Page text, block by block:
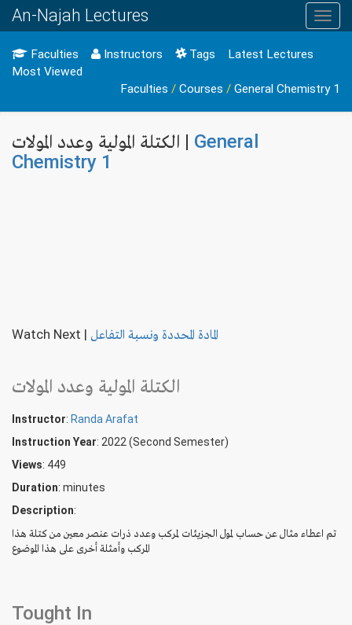
An-Najah Lectures
Faculties Instructors Tags
Latest Lectures
Most Viewed
Faculties / Courses / General Chemistry 1
الكتلة المولية وعدد المولات | General
Chemistry 1
Watch Next | المادة المحددة ونسبة التفاعل
الكتلة المولية وعدد المولات
Instructor: Randa Arafat
Instruction Year: 2022 (Second Semester)
Views: 449
Duration: minutes
Description:
تم اعطاء مثال عن حساب لمول الجزيئات لمركب وعدد ذرات عنصر معين من كتلة هذا
المركب وأمثلة أخرى على هذا الموضوع
Tought In